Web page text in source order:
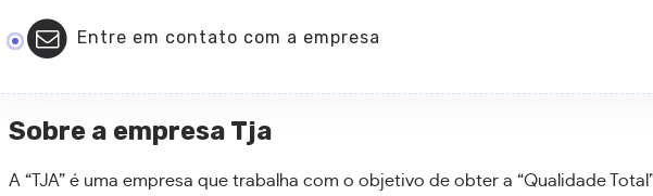
Entre em contato com a empresa
Sobre a empresa Tja
A “TJA” é uma empresa que trabalha com o objetivo de obter a “Qualidade